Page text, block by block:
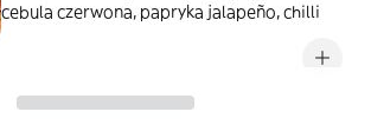
cebula czerwona, papryka jalapeño, chilli